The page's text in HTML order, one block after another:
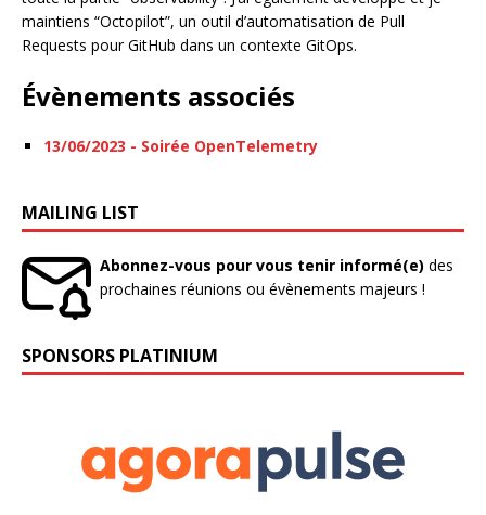
maintiens “Octopilot”, un outil d’automatisation de Pull
Requests pour GitHub dans un contexte GitOps.
Évènements associés
13/06/2023 - Soirée OpenTelemetry
MAILING LIST
Abonnez-vous pour vous tenir informé(e) des
prochaines réunions ou évènements majeurs !
SPONSORS PLATINIUM